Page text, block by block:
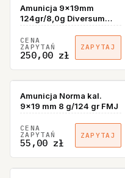
Amunicja 9x19mm
124gr/8,0g Diversum
Defence
CENA
ZAPYTAŃ
250,00 zł
ZAPYTAJ
Amunicja Norma kal.
9x19 mm 8 g/124 gr FMJ
CENA
ZAPYTAŃ
55,00 zł
ZAPYTAJ